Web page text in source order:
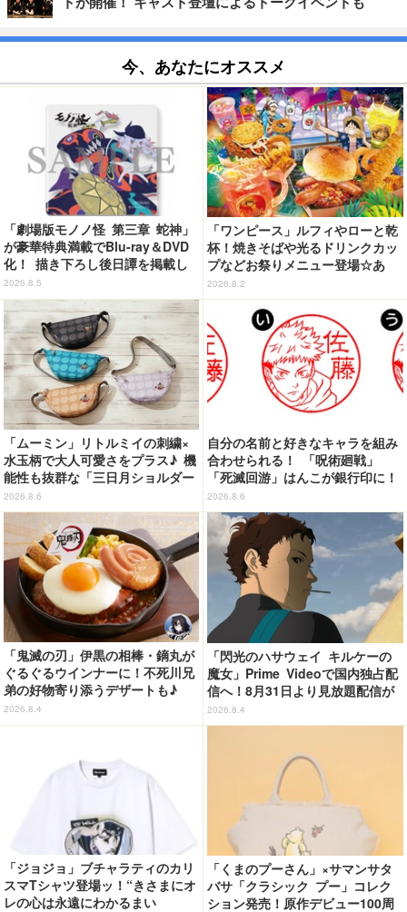
今、あなたにオススメ
「劇場版モノノ怪 第三章 蛇神」
が豪華特典満載でBlu-ray＆DVD
化！ 描き下ろし後日譚を掲載し
たブックレットなど
2026.8.5
「ワンピース」ルフィやローと乾
杯！焼きそばや光るドリンクカッ
プなどお祭りメニュー登場☆あ
の“麦わら帽子”もグッズ化!? 【U
SJ「ワンピース・プレミア・サマ
ー」が開幕】
2026.8.2
「ムーミン」リトルミイの刺繍×
水玉柄で大人可愛さをプラス♪ 機
能性も抜群な「三日月ショルダー
バッグ」が新登場
2026.8.6
自分の名前と好きなキャラを組み
合わせられる！ 「呪術廻戦」
「死滅回游」はんこが銀行印に！
虎杖悠仁、乙骨憂太ら16キャラ追
加で全104種
2026.8.6
「鬼滅の刃」伊黒の相棒・鏑丸が
ぐるぐるウインナーに！不死川兄
弟の好物寄り添うデザートも♪
「ジョイフル」コラボ第3弾・第4
弾決定【8月18日～】
2026.8.4
「閃光のハサウェイ キルケーの
魔女」Prime Videoで国内独占配
信へ！8月31日より見放題配信が
スタート
2026.8.4
「ジョジョ」ブチャラティのカリ
スマTシャツ登場ッ！“きさまにオ
レの心は永遠にわかるまい
「くまのプーさん」×サマンサタ
バサ「クラシック プー」コレク
ション発売！原作デビュー100周